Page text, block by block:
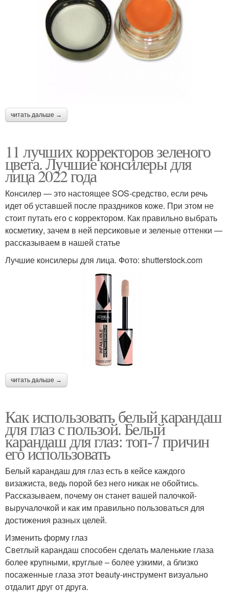
читать дальше →
11 лучших корректоров зеленого
цвета. Лучшие консилеры для
лица 2022 года
Консилер — это настоящее SOS-средство, если речь
идет об уставшей после праздников коже. При этом не
стоит путать его с корректором. Как правильно выбрать
косметику, зачем в ней персиковые и зеленые оттенки —
рассказываем в нашей статье
Лучшие консилеры для лица. Фото: shutterstock.com
читать дальше →
Как использовать белый карандаш
для глаз с пользой. Белый
карандаш для глаз: топ-7 причин
его использовать
Белый карандаш для глаз есть в кейсе каждого
визажиста, ведь порой без него никак не обойтись.
Рассказываем, почему он станет вашей палочкой-
выручалочкой и как им правильно пользоваться для
достижения разных целей.
Изменить форму глаз
Светлый карандаш способен сделать маленькие глаза
более крупными, круглые – более узкими, а близко
посаженные глаза этот beauty-инструмент визуально
отдалит друг от друга.